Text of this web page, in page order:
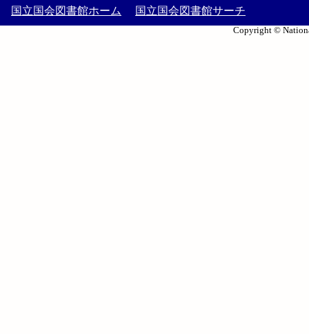
国立国会図書館ホーム 国立国会図書館サーチ
Copyright ©